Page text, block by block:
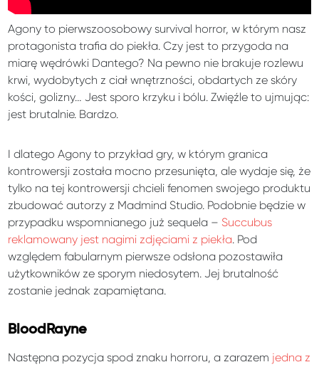
Agony to pierwszoosobowy survival horror, w którym nasz
protagonista trafia do piekła. Czy jest to przygoda na
miarę wędrówki Dantego? Na pewno nie brakuje rozlewu
krwi, wydobytych z ciał wnętrzności, obdartych ze skóry
kości, golizny… Jest sporo krzyku i bólu. Zwięźle to ujmując:
jest brutalnie. Bardzo.
I dlatego Agony to przykład gry, w którym granica
kontrowersji została mocno przesunięta, ale wydaje się, że
tylko na tej kontrowersji chcieli fenomen swojego produktu
zbudować autorzy z Madmind Studio. Podobnie będzie w
przypadku wspomnianego już sequela – Succubus
reklamowany jest nagimi zdjęciami z piekła. Pod
względem fabularnym pierwsze odsłona pozostawiła
użytkowników ze sporym niedosytem. Jej brutalność
zostanie jednak zapamiętana.
BloodRayne
Następna pozycja spod znaku horroru, a zarazem jedna z